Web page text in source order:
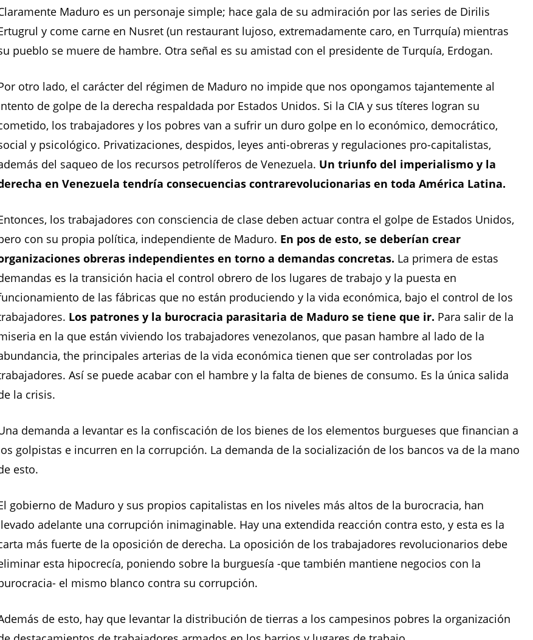
Maduro es un personaje simple; hace gala de su admiración por las series de Dirilis
y come carne en Nusret (un restaurant lujoso, extremadamente caro, en Turrquía) mientras
pueblo se muere de hambre. Otra señal es su amistad con el presidente de Turquía, Erdogan.
otro lado, el carácter del régimen de Maduro no impide que nos opongamos tajantemente al
de golpe de la derecha respaldada por Estados Unidos. Si la CIA y sus títeres logran su
los trabajadores y los pobres van a sufrir un duro golpe en lo económico, democrático,
y psicológico. Privatizaciones, despidos, leyes anti-obreras y regulaciones pro-capitalistas,
del saqueo de los recursos petrolíferos de Venezuela. Un triunfo del imperialismo y la
en Venezuela tendría consecuencias contrarevolucionarias en toda América Latina.
los trabajadores con consciencia de clase deben actuar contra el golpe de Estados Unidos,
con su propia política, independiente de Maduro. En pos de esto, se deberían crear
obreras independientes en torno a demandas concretas. La primera de estas
es la transición hacia el control obrero de los lugares de trabajo y la puesta en
de las fábricas que no están produciendo y la vida económica, bajo el control de los
Los patrones y la burocracia parasitaria de Maduro se tiene que ir. Para salir de la
en la que están viviendo los trabajadores venezolanos, que pasan hambre al lado de la
the principales arterias de la vida económica tienen que ser controladas por los
Así se puede acabar con el hambre y la falta de bienes de consumo. Es la única salida
la crisis.
demanda a levantar es la confiscación de los bienes de los elementos burgueses que financian a
golpistas e incurren en la corrupción. La demanda de la socialización de los bancos va de la mano
esto.
gobierno de Maduro y sus propios capitalistas en los niveles más altos de la burocracia, han
adelante una corrupción inimaginable. Hay una extendida reacción contra esto, y esta es la
más fuerte de la oposición de derecha. La oposición de los trabajadores revolucionarios debe
esta hipocrecía, poniendo sobre la burguesía -que también mantiene negocios con la
el mismo blanco contra su corrupción.
de esto, hay que levantar la distribución de tierras a los campesinos pobres la organización